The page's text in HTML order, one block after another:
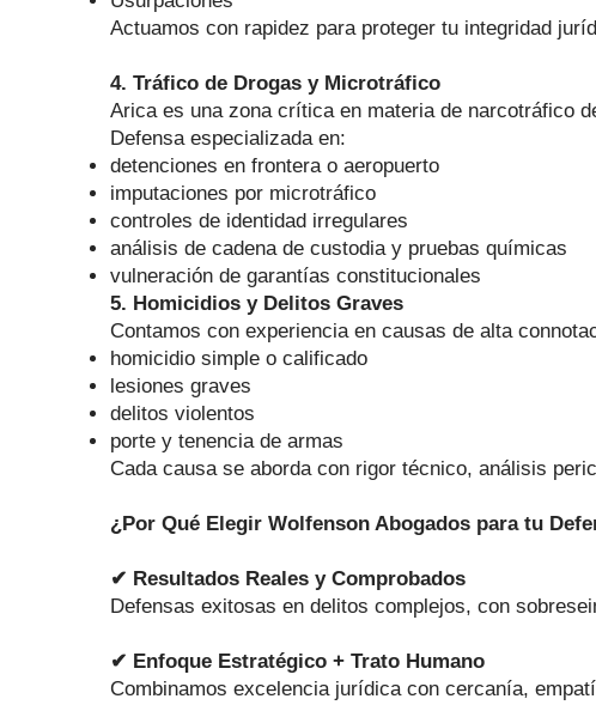
Actuamos con rapidez para proteger tu integridad
4. Tráfico de Drogas y Microtráfico
Arica es una zona crítica en materia de narcotráfico
Defensa especializada en:
detenciones en frontera o aeropuerto
imputaciones por microtráfico
controles de identidad irregulares
análisis de cadena de custodia y pruebas químicas
vulneración de garantías constitucionales
5. Homicidios y Delitos Graves
Contamos con experiencia en causas de alta
homicidio simple o calificado
lesiones graves
delitos violentos
porte y tenencia de armas
Cada causa se aborda con rigor técnico, análisis
¿Por Qué Elegir Wolfenson Abogados para tu
✔ Resultados Reales y Comprobados
Defensas exitosas en delitos complejos, con
✔ Enfoque Estratégico + Trato Humano
Combinamos excelencia jurídica con cercanía,